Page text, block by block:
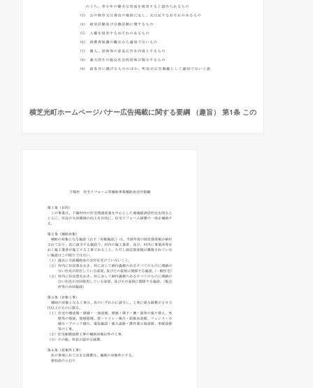
横芝光町ホームページバナー広告掲載に関する要綱 （趣旨） 第1条 この